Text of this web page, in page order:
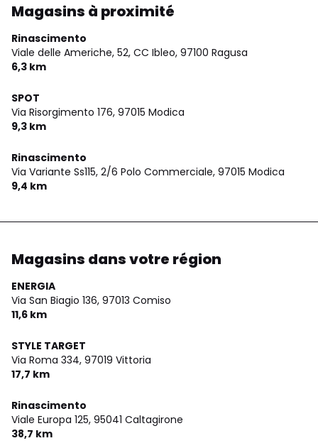
Magasins à proximité
Rinascimento
Viale delle Americhe, 52, CC Ibleo, 97100 Ragusa
6,3 km
SPOT
Via Risorgimento 176, 97015 Modica
9,3 km
Rinascimento
Via Variante Ss115, 2/6 Polo Commerciale, 97015 Modica
9,4 km
Magasins dans votre région
ENERGIA
Via San Biagio 136, 97013 Comiso
11,6 km
STYLE TARGET
Via Roma 334, 97019 Vittoria
17,7 km
Rinascimento
Viale Europa 125, 95041 Caltagirone
38,7 km